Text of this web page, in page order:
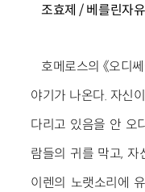
조효제 / 베를린자
호메로스의 《오디
야기가 나온다. 자신
다리고 있음을 안 오
람들의 귀를 막고, 자
이렌의 노랫소리에